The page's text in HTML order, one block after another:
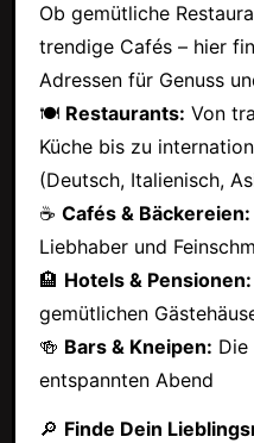
Ob gemütliche
trendige Cafés – hier
Adressen für Genuss
🍽 Restaurants: Von
Küche bis zu
(Deutsch, Italienisch,
☕ Cafés & Bäckereien:
Liebhaber und
🏨 Hotels & Pensionen:
gemütlichen
🍻 Bars & Kneipen:
entspannten Abend
🔎 Finde Dein